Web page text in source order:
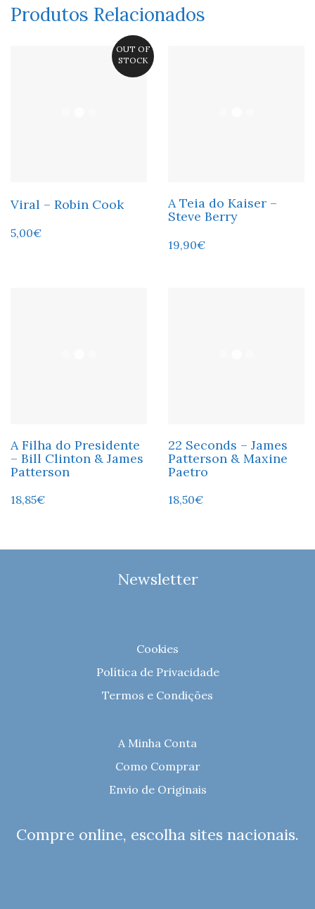
Produtos Relacionados
OUT OF
STOCK
Viral – Robin Cook
5,00€
A Teia do Kaiser –
Steve Berry
19,90€
A Filha do Presidente
– Bill Clinton & James
Patterson
18,85€
22 Seconds – James
Patterson & Maxine
Paetro
18,50€
Newsletter
Cookies
Política de Privacidade
Termos e Condições
A Minha Conta
Como Comprar
Envio de Originais
Compre online, escolha sites nacionais.